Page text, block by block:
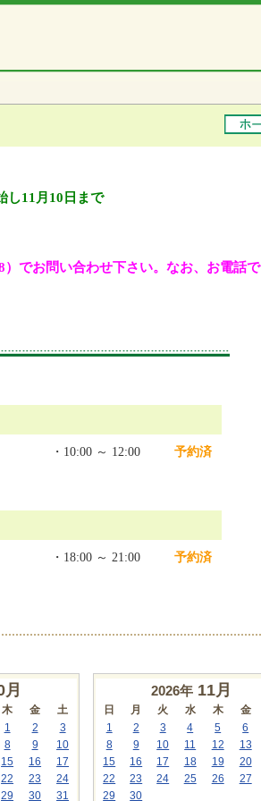
11月10日まで
でお問い合わせ下さい。なお、お電話で
・10:00 ～ 12:00 予約済
・18:00 ～ 21:00 予約済
月
木 金
土
1
2
3
8 9
10
15 16
17
22 23
24
29 30 31
2026年 11月
日 月 火 水 木 金
1
2 3 4 5 6
8
9 10 11 12 13
15
16 17 18 19 20
22
23 24 25 26 27
29
30